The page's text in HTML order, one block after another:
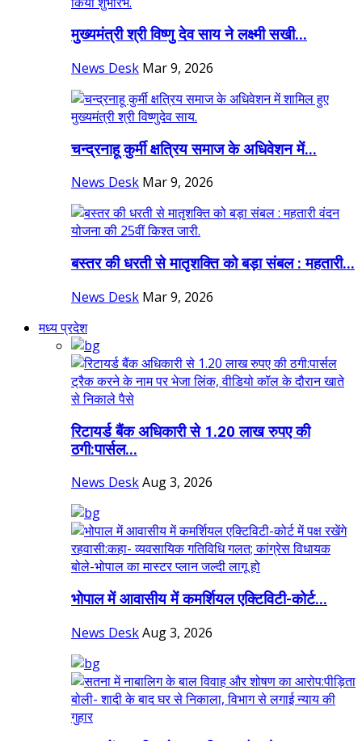
मुख्यमंत्री श्री विष्णु देव साय ने लक्ष्मी सखी...
News Desk Mar 9, 2026
चन्द्रनाहू कुर्मी क्षत्रिय समाज के अधिवेशन में...
News Desk Mar 9, 2026
बस्तर की धरती से मातृशक्ति को बड़ा संबल : महतारी...
News Desk Mar 9, 2026
मध्य प्रदेश
रिटायर्ड बैंक अधिकारी से 1.20 लाख रुपए की
ठगी:पार्सल...
News DeskAug 3, 2026
भोपाल में आवासीय में कमर्शियल एक्टिविटी-कोर्ट...
News DeskAug 3, 2026